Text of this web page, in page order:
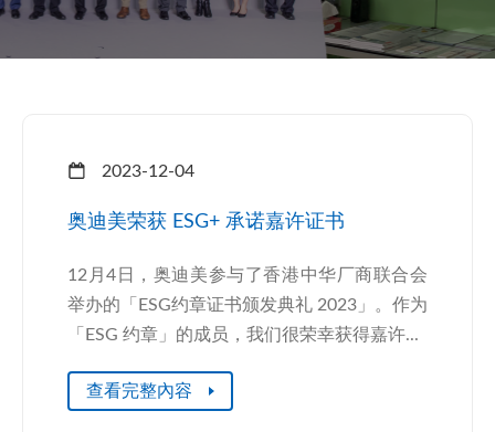
2023-12-04
奥迪美荣获 ESG+ 承诺嘉许证书
12月4日，奥迪美参与了香港中华厂商联合会
举办的「ESG约章证书颁发典礼 2023」。作为
「ESG 约章」的成员，我们很荣幸获得嘉许...
查看完整內容